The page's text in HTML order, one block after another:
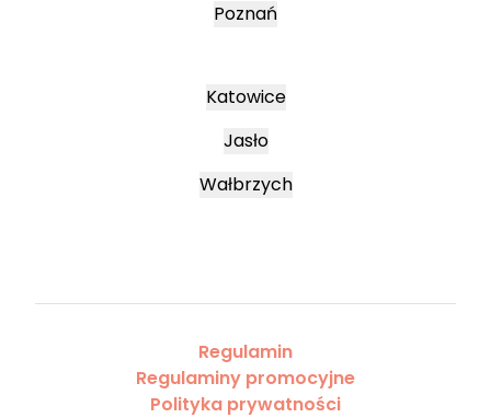
Poznań
Katowice
Jasło
Wałbrzych
Regulamin
Regulaminy promocyjne
Polityka prywatności